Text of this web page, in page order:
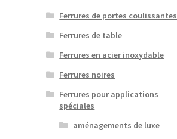
Ferrures de portes coulissantes
Ferrures de table
Ferrures en acier inoxydable
Ferrures noires
Ferrures pour applications
spéciales
aménagements de luxe